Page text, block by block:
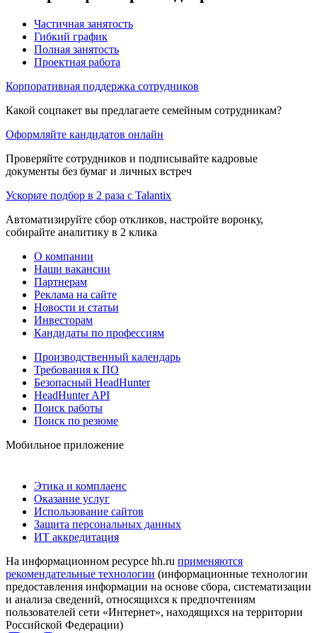
Частичная занятость
Гибкий график
Полная занятость
Проектная работа
Корпоративная поддержка сотрудников
Какой соцпакет вы предлагаете семейным сотрудникам?
Оформляйте кандидатов онлайн
Проверяйте сотрудников и подписывайте кадровые
документы без бумаг и личных встреч
Ускорьте подбор в 2 раза с Talantix
Автоматизируйте сбор откликов, настройте воронку,
собирайте аналитику в 2 клика
О компании
Наши вакансии
Партнерам
Реклама на сайте
Новости и статьи
Инвесторам
Кандидаты по профессиям
Производственный календарь
Требования к ПО
Безопасный HeadHunter
HeadHunter API
Поиск работы
Поиск по резюме
Мобильное приложение
Этика и комплаенс
Оказание услуг
Использование сайтов
Защита персональных данных
ИТ аккредитация
На информационном ресурсе hh.ru применяются
рекомендательные технологии (информационные технологии
предоставления информации на основе сбора, систематизации
и анализа сведений, относящихся к предпочтениям
пользователей сети «Интернет», находящихся на территории
Российской Федерации)